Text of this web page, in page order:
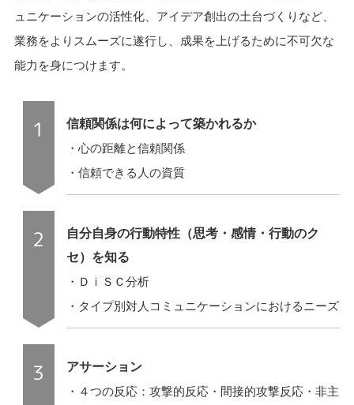
ュニケーションの活性化、アイデア創出の土台づくりなど、
業務をよりスムーズに遂行し、成果を上げるために不可欠な
能力を身につけます。
信頼関係は何によって築かれるか
・心の距離と信頼関係
・信頼できる人の資質
自分自身の行動特性（思考・感情・行動のク
セ）を知る
・ＤｉＳＣ分析
・タイプ別対人コミュニケーションにおけるニーズ
アサーション
・４つの反応：攻撃的反応・間接的攻撃反応・非主